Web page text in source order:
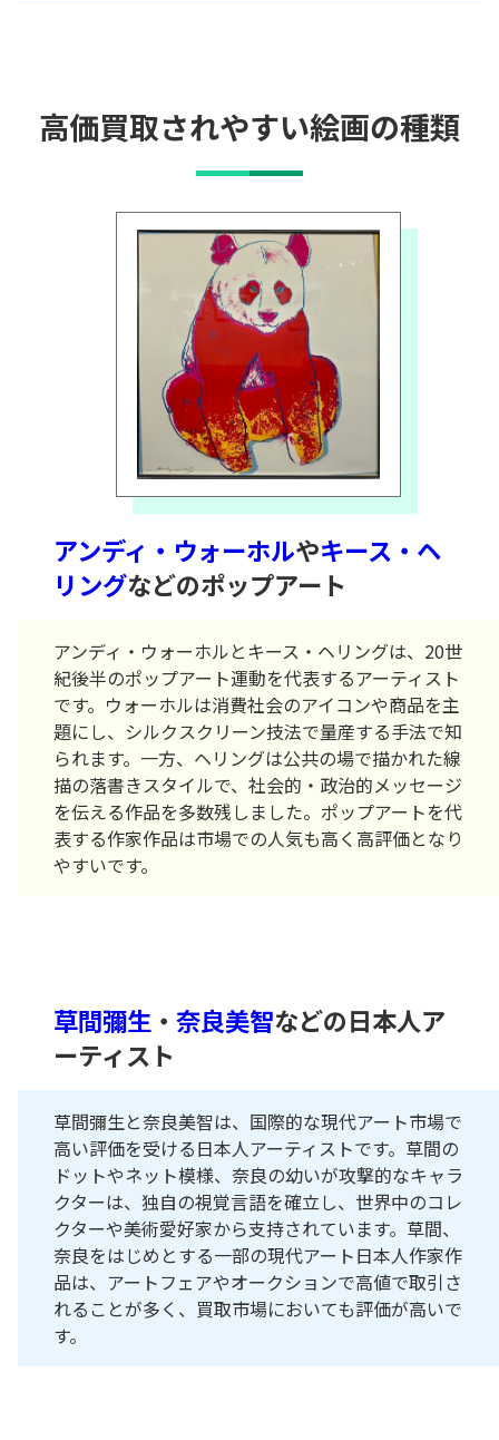
高価買取されやすい絵画の種類
アンディ・ウォーホルやキース・ヘ
リングなどのポップアート
アンディ・ウォーホルとキース・ヘリングは、20世
紀後半のポップアート運動を代表するアーティスト
です。ウォーホルは消費社会のアイコンや商品を主
題にし、シルクスクリーン技法で量産する手法で知
られます。一方、ヘリングは公共の場で描かれた線
描の落書きスタイルで、社会的・政治的メッセージ
を伝える作品を多数残しました。ポップアートを代
表する作家作品は市場での人気も高く高評価となり
やすいです。
草間彌生 ・ 奈良美智などの日本人ア
ーティスト
草間彌生と奈良美智は、国際的な現代アート市場で
高い評価を受ける日本人アーティストです。草間の
ドットやネット模様、奈良の幼いが攻撃的なキャラ
クターは、独自の視覚言語を確立し、世界中のコレ
クターや美術愛好家から支持されています。草間、
奈良をはじめとする一部の現代アート日本人作家作
品は、アートフェアやオークションで高値で取引さ
れることが多く、買取市場においても評価が高いで
す。